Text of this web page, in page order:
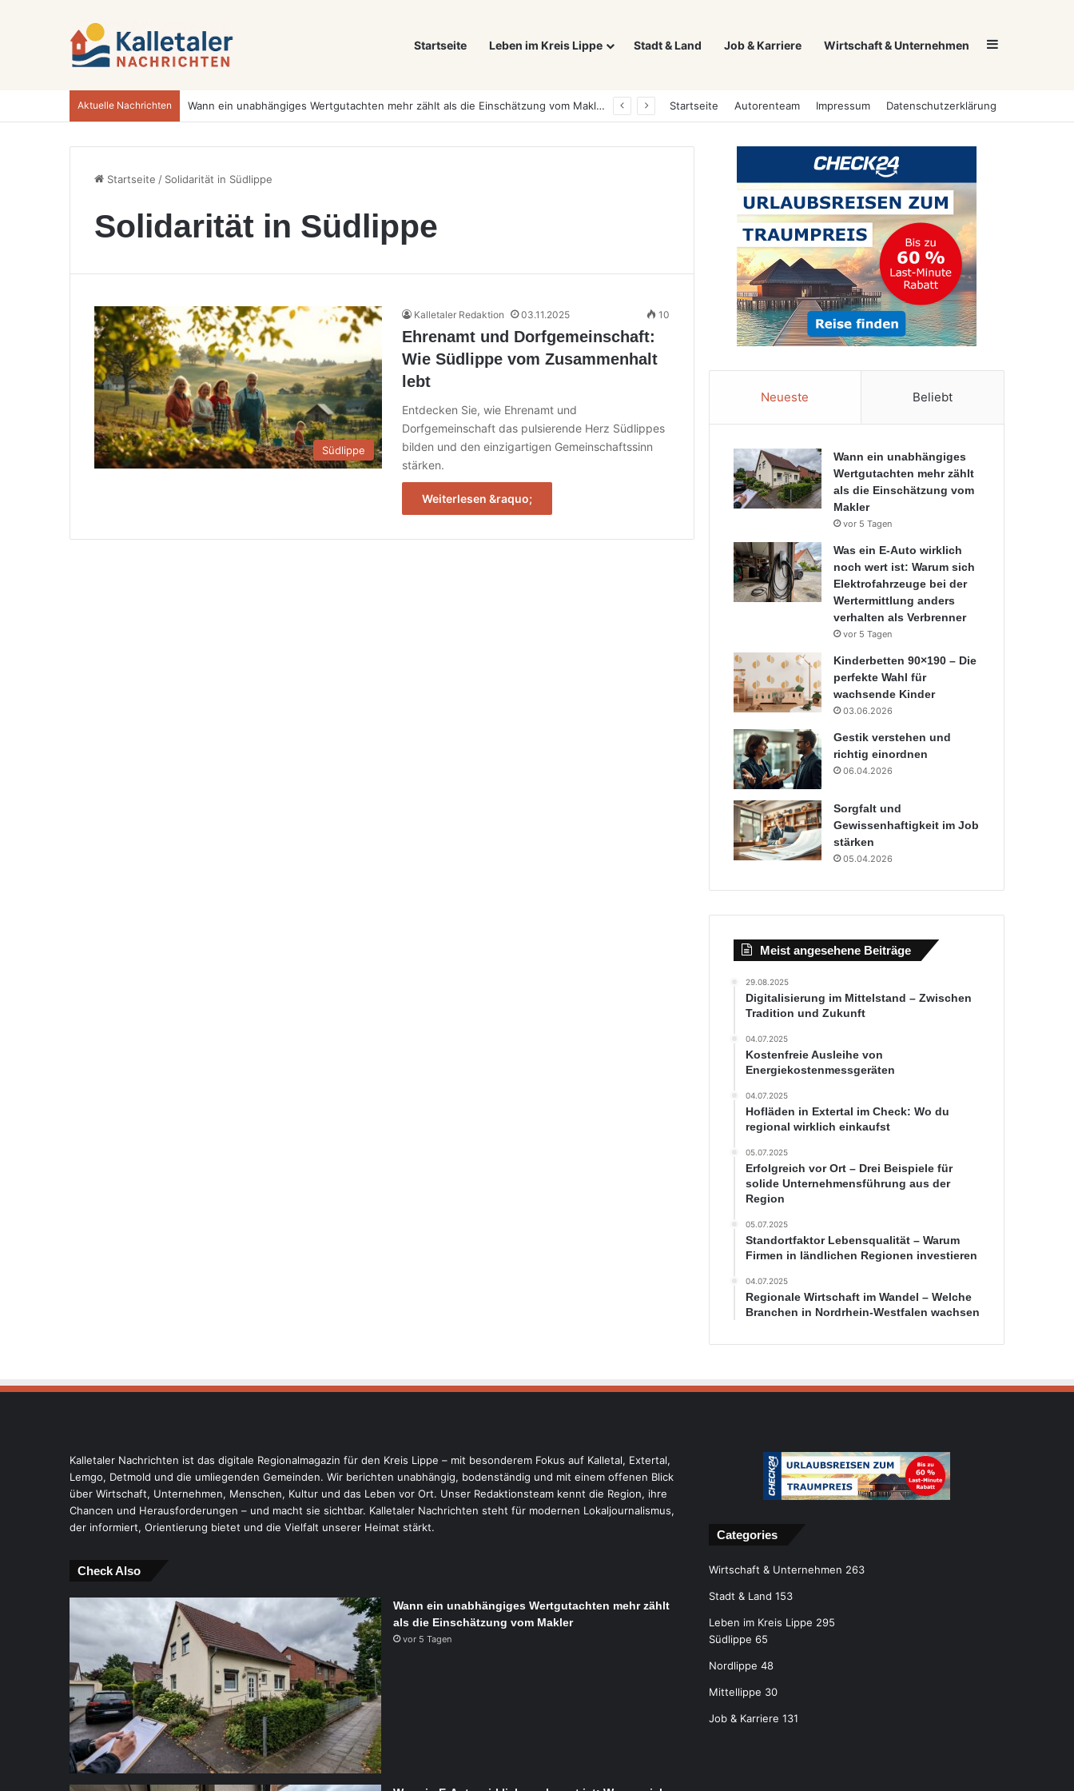
Startseite Leben im Kreis Lippe Stadt & Land Job & Karriere Wirtschaft & Unternehmen Sidebar
Aktuelle Nachrichten Was ein E-Auto wirklich noch wert ist: Warum sich Elektrofahrzeuge bei der Wertermittlung anders verhalten als Verbrenner Startseite Autorenteam Impressum Datenschutzerklärung
Startseite / Solidarität in Südlippe
Solidarität in Südlippe
Südlippe
Kalletaler Redaktion 03.11.2025 10
Ehrenamt und Dorfgemeinschaft:
Wie Südlippe vom Zusammenhalt
lebt
Entdecken Sie, wie Ehrenamt und
Dorfgemeinschaft das pulsierende Herz Südlippes
bilden und den einzigartigen Gemeinschaftssinn
stärken.
Weiterlesen &raquo;
Neueste Beliebt
Wann ein unabhängiges
Wertgutachten mehr zählt
als die Einschätzung vom
Makler
vor 5 Tagen
Was ein E-Auto wirklich
noch wert ist: Warum sich
Elektrofahrzeuge bei der
Wertermittlung anders
verhalten als Verbrenner
vor 5 Tagen
Kinderbetten 90×190 – Die
perfekte Wahl für
wachsende Kinder
03.06.2026
Gestik verstehen und
richtig einordnen
06.04.2026
Sorgfalt und
Gewissenhaftigkeit im Job
stärken
05.04.2026
Meist angesehene Beiträge
29.08.2025
Digitalisierung im Mittelstand – Zwischen
Tradition und Zukunft
04.07.2025
Kostenfreie Ausleihe von
Energiekostenmessgeräten
04.07.2025
Hofläden in Extertal im Check: Wo du
regional wirklich einkaufst
05.07.2025
Erfolgreich vor Ort – Drei Beispiele für
solide Unternehmensführung aus der
Region
05.07.2025
Standortfaktor Lebensqualität – Warum
Firmen in ländlichen Regionen investieren
04.07.2025
Regionale Wirtschaft im Wandel – Welche
Branchen in Nordrhein-Westfalen wachsen
Kalletaler Nachrichten ist das digitale Regionalmagazin für den Kreis Lippe – mit besonderem Fokus auf Kalletal, Extertal,
Lemgo, Detmold und die umliegenden Gemeinden. Wir berichten unabhängig, bodenständig und mit einem offenen Blick
über Wirtschaft, Unternehmen, Menschen, Kultur und das Leben vor Ort. Unser Redaktionsteam kennt die Region, ihre
Chancen und Herausforderungen – und macht sie sichtbar. Kalletaler Nachrichten steht für modernen Lokaljournalismus,
der informiert, Orientierung bietet und die Vielfalt unserer Heimat stärkt.
Check Also
Wann ein unabhängiges Wertgutachten mehr zählt
als die Einschätzung vom Makler
vor 5 Tagen
Categories
Wirtschaft & Unternehmen 263
Stadt & Land 153
Leben im Kreis Lippe 295
Südlippe 65
Nordlippe 48
Mittellippe 30
Job & Karriere 131